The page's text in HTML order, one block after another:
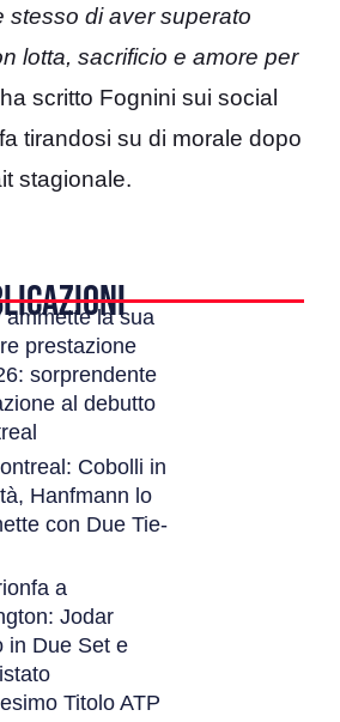
stesso di aver superato
lotta, sacrificio e amore per
ha scritto Fognini sui social
tirandosi su di morale dopo
stagionale.
ammette la sua
prestazione
sorprendente
al debutto
Cobolli in
Hanfmann lo
con Due Tie-
a
Jodar
in Due Set e
Titolo ATP